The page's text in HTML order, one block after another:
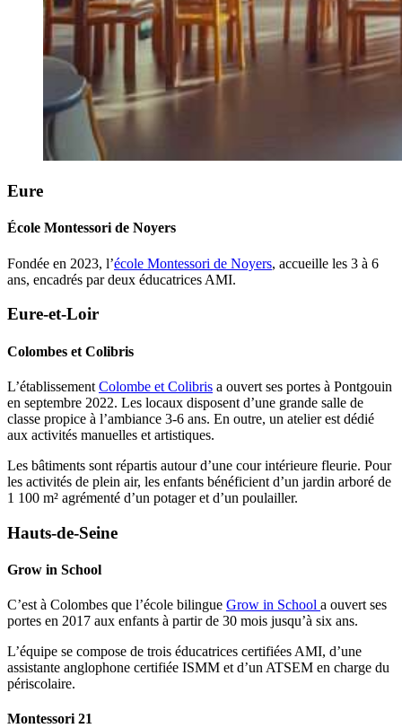
Eure
École Montessori de Noyers
Fondée en 2023, l’école Montessori de Noyers, accueille les 3 à 6
ans, encadrés par deux éducatrices AMI.
Eure-et-Loir
Colombes et Colibris
L’établissement Colombe et Colibris a ouvert ses portes à Pontgouin
en septembre 2022. Les locaux disposent d’une grande salle de
classe propice à l’ambiance 3-6 ans. En outre, un atelier est dédié
aux activités manuelles et artistiques.
Les bâtiments sont répartis autour d’une cour intérieure fleurie. Pour
les activités de plein air, les enfants bénéficient d’un jardin arboré de
1 100 m² agrémenté d’un potager et d’un poulailler.
Hauts-de-Seine
Grow in School
C’est à Colombes que l’école bilingue Grow in School a ouvert ses
portes en 2017 aux enfants à partir de 30 mois jusqu’à six ans.
L’équipe se compose de trois éducatrices certifiées AMI, d’une
assistante anglophone certifiée ISMM et d’un ATSEM en charge du
périscolaire.
Montessori 21